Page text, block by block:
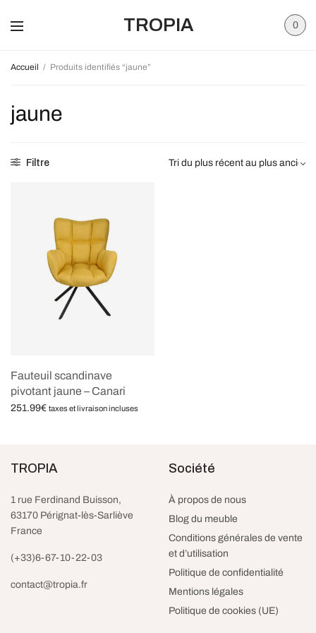
TROPIA 0
Accueil / Produits identifiés “jaune”
jaune
Filtre
Fauteuil scandinave
pivotant jaune – Canari
251.99€ taxes et livraison incluses
TROPIA
1 rue Ferdinand Buisson,
63170 Pérignat-lès-Sarliève
France
(+33)6-67-10-22-03
contact@tropia.fr
Société
À propos de nous
Blog du meuble
Conditions générales de vente
et d’utilisation
Politique de confidentialité
Mentions légales
Politique de cookies (UE)